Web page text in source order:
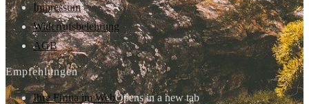
Impressum
Widerrufsbelehrung
AGB
Empfehlungen
Ihre Firma im WebOpens in a new tab